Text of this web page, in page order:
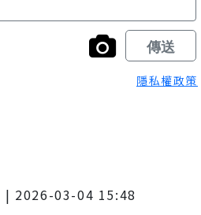
隱私權政策
| 2026-03-04 15:48